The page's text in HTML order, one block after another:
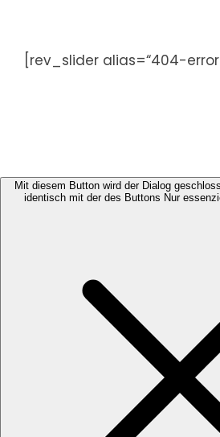
springen[rev_slider alias=“404-
Mit diesem Button wird der Dialog
identisch mit der des Buttons Nur